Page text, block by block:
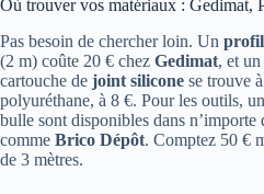
Où trouver vos matériaux : Gedimat,
Pas besoin de chercher loin. Un
(2 m) coûte 20 € chez Gedimat, et
cartouche de joint silicone se trouve
polyuréthane, à 8 €. Pour les outils,
bulle sont disponibles dans n’importe
comme Brico Dépôt. Comptez 50 €
de 3 mètres.